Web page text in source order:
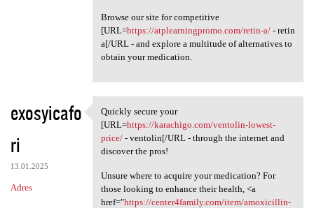
Browse our site for competitive
[URL=https://atplearningpromo.com/retin-a/- retin
a[/URL - and explore a multitude of alternatives to
obtain your medication.
exosyicafo
ri
13.01.2025
Adres
Quickly secure your [URL
Quickly secure your
[URL=https://karachigo.com/ventolin-lowest-
price/- ventolin[/URL - through the internet and
discover the pros!
Unsure where to acquire your medication? For
those looking to enhance their health, <a
href="https://center4family.com/item/amoxicillin-